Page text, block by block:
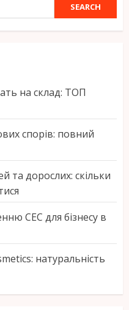
SEARCH
на склад: ТОП
спорів: повний
та дорослих: скільки
СЕС для бізнесу в
натуральність